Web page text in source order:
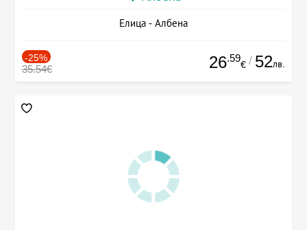
Елица - Албена
-25%
35.54€ 26.59
€ / 52лв.